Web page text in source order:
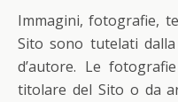
Immagini, fotografie,
Sito sono tutelati
d’autore. Le
titolare del Sito o da